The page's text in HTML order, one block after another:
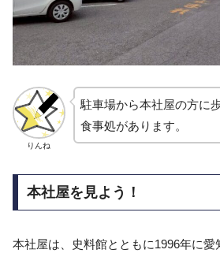
りんね
駐車場から本社屋の方に
食事処があります。
本社屋を見よう！
本社屋は、史料館とともに1996年に愛